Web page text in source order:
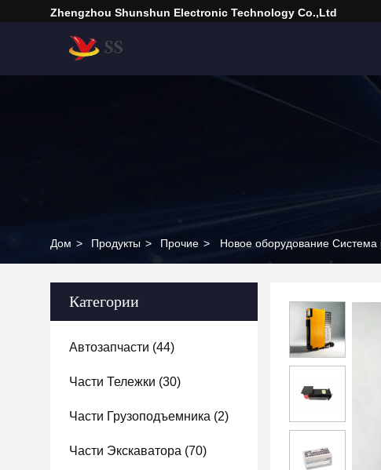
Zhengzhou Shunshun Electronic Technology Co.,Ltd
Дом > Продукты > Прочие > Новое оборудование
Категории
Автозапчасти (44)
Части Тележки (30)
Части Грузоподъемника (2)
Части Экскаватора (70)